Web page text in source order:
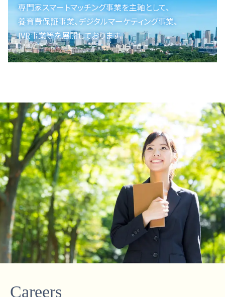
専門家スマートマッチング事業を主軸として、
養育費保証事業、 デジタルマーケティング事業、
IVR事業等を展開しております。
Careers